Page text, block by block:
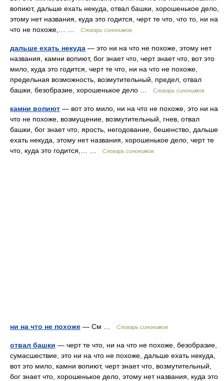
вопиют, дальше ехать некуда, отвал башки, хорошенькое дело,
этому нет названия, куда это годится, черт те что, что то, ни на
что не похоже,… …
Словарь синонимов
дальше ехать некуда — это ни на что не похоже, этому нет
названия, камни вопиют, бог знает что, черт знает что, вот это
мило, куда это годится, черт те что, ни на что не похоже,
предельная возможность, возмутительный, предел, отвал
башки, безобразие, хорошенькое дело …
Словарь синонимов
камни вопиют — вот это мило, ни на что не похоже, это ни на
что не похоже, возмущение, возмутительный, гнев, отвал
башки, бог знает что, ярость, негодование, бешенство, дальше
ехать некуда, этому нет названия, хорошенькое дело, черт те
что, куда это годится,… …
Словарь синонимов
ни на что не похоже — См … Словарь синонимов
отвал башки — черт те что, ни на что не похоже, безобразие,
сумасшествие, это ни на что не похоже, дальше ехать некуда,
вот это мило, камни вопиют, черт знает что, возмутительный,
бог знает что, хорошенькое дело, этому нет названия, куда это